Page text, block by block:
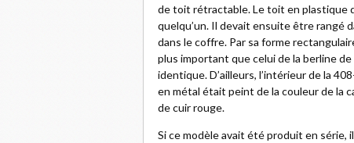
de toit rétractable. Le toit en plastique
quelqu’un. Il devait ensuite être rangé
dans le coffre. Par sa forme
plus important que celui de la berline
identique. D’ailleurs, l’intérieur de la
en métal était peint de la couleur de la
de cuir rouge.
Si ce modèle avait été produit en série,